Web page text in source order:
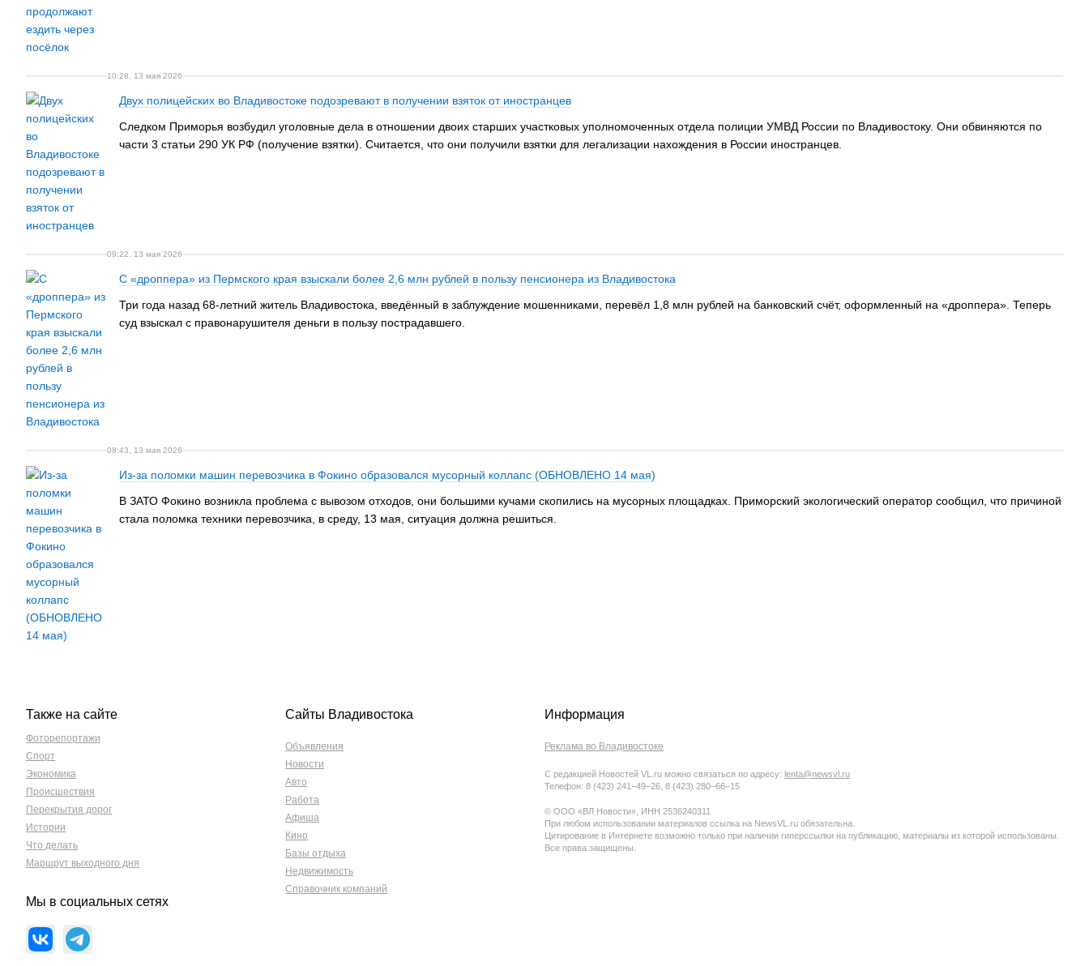
10:28, 13 мая 2026
Двух полицейских во Владивостоке подозревают в получении взяток от иностранцев
Следком Приморья возбудил уголовные дела в отношении двоих старших участковых уполномоченных отдела полиции УМВД России по Владивостоку. Они обвиняются по
части 3 статьи 290 УК РФ (получение взятки). Считается, что они получили взятки для легализации нахождения в России иностранцев.
09:22, 13 мая 2026
С «дроппера» из Пермского края взыскали более 2,6 млн рублей в пользу пенсионера из Владивостока
Три года назад 68-летний житель Владивостока, введённый в заблуждение мошенниками, перевёл 1,8 млн рублей на банковский счёт, оформленный на «дроппера». Теперь
суд взыскал с правонарушителя деньги в пользу пострадавшего.
08:43, 13 мая 2026
Из-за поломки машин перевозчика в Фокино образовался мусорный коллапс (ОБНОВЛЕНО 14 мая)
В ЗАТО Фокино возникла проблема с вывозом отходов, они большими кучами скопились на мусорных площадках. Приморский экологический оператор сообщил, что причиной
стала поломка техники перевозчика, в среду, 13 мая, ситуация должна решиться.
Также на сайте
Фоторепортажи
Спорт
Экономика
Происшествия
Перекрытия дорог
Истории
Что делать
Маршрут выходного дня
Мы в социальных сетях
Сайты Владивостока
Объявления
Новости
Авто
Работа
Афиша
Кино
Базы отдыха
Недвижимость
Справочник компаний
Информация
Реклама во Владивостоке
С редакцией Новостей VL.ru можно связаться по адресу: lenta@newsvl.ru
Телефон: 8 (423) 241−49−26, 8 (423) 280−66−15
© ООО «ВЛ Новости», ИНН 2536240311
При любом использовании материалов ссылка на NewsVL.ru обязательна.
Цитирование в Интернете возможно только при наличии гиперссылки на публикацию, материалы из которой использованы.
Все права защищены.